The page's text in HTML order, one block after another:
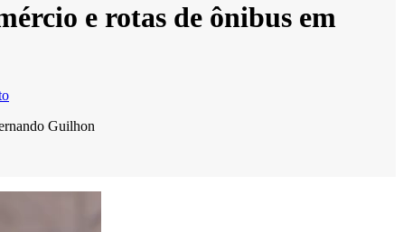
e rotas de ônibus em
Guilhon